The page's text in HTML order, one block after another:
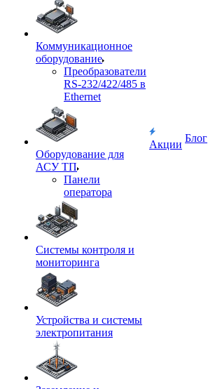
Коммуникационное
оборудование
Преобразователи
RS-232/422/485 в
Ethernet
Оборудование для
АСУ ТП
Панели
оператора
Системы контроля и
мониторинга
Устройства и системы
электропитания
Акции
Блог